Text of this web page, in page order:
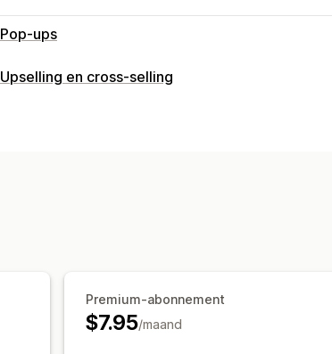
Pop-ups
Soorten pop-ups
Upselling en cross-selling
Premium-abonnement
$7.95/maand